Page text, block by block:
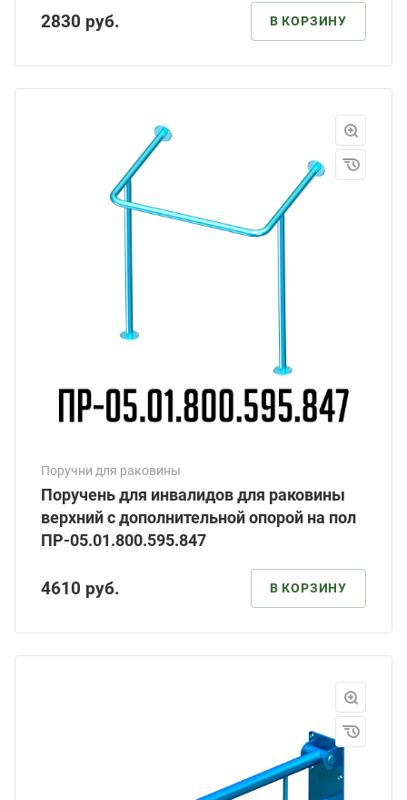
2830 руб. В КОРЗИНУ
Поручни для раковины
Поручень для инвалидов для раковины
верхний с дополнительной опорой на пол
ПР-05.01.800.595.847
4610 руб. В КОРЗИНУ